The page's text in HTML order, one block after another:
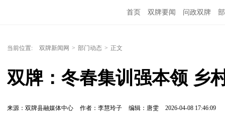
首页 双牌要闻 问政双牌
当前位置: 双牌新闻网 > 部门动态 > 正文
双牌：冬春集训强本领 乡
来源：双牌县融媒体中心 作者：李慧玲子 编辑：唐雯 2026-04-08 17:46:09